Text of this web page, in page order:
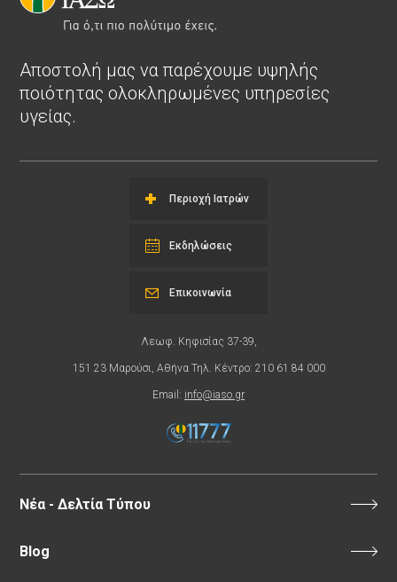
Αποστολή μας να παρέχουμε υψηλής
ποιότητας ολοκληρωμένες υπηρεσίες
υγείας.
Περιοχή Ιατρών
Εκδηλώσεις
Λεωφ. Κηφισίας 37-39,
151 23 Μαρούσι, Αθήνα Τηλ. Κέντρο: 210 61 84 000
Email: info@iaso.gr
Επικοινωνία
Νέα - Δελτία Τύπου
Blog